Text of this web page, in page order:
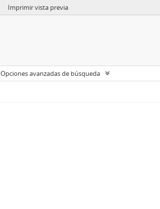
Imprimir vista previa
Opciones avanzadas de búsqueda